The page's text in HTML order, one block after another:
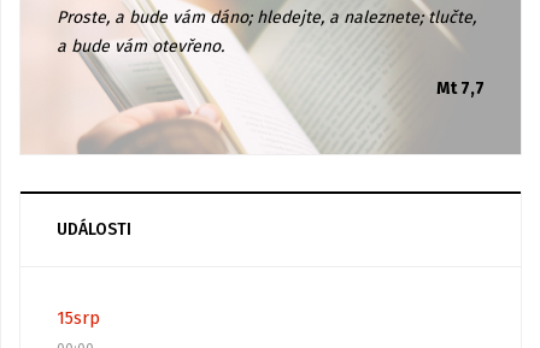
Proste, a bude vám dáno; hledejte, a naleznete; tlučte,
a bude vám otevřeno.
Mt 7,7
UDÁLOSTI
15srp